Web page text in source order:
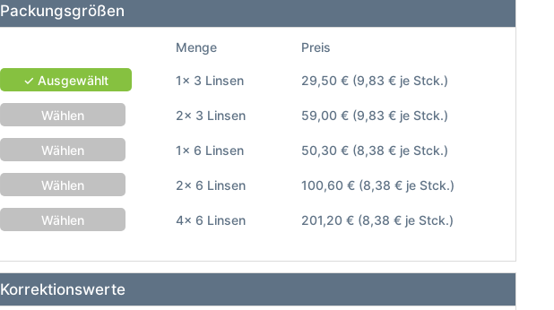
Packungsgrößen
Menge Preis
✓ Ausgewählt 1x 3 Linsen 29,50 € (9,83 € je Stck.)
Wählen 2x 3 Linsen 59,00 € (9,83 € je Stck.)
Wählen 1x 6 Linsen 50,30 € (8,38 € je Stck.)
Wählen 2x 6 Linsen 100,60 € (8,38 € je Stck.)
Wählen 4x 6 Linsen 201,20 € (8,38 € je Stck.)
Korrektionswerte